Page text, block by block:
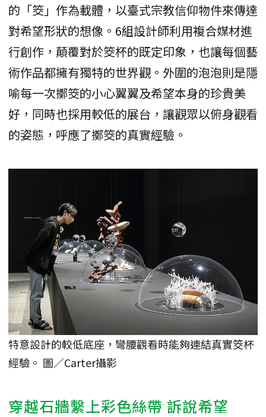
的「筊」作為載體，以臺式宗教信仰物件來傳達
對希望形狀的想像。6組設計師利用複合媒材進
行創作，顛覆對於筊杯的既定印象，也讓每個藝
術作品都擁有獨特的世界觀。外圍的泡泡則是隱
喻每一次擲筊的小心翼翼及希望本身的珍貴美
好，同時也採用較低的展台，讓觀眾以俯身觀看
的姿態，呼應了擲筊的真實經驗。
特意設計的較低底座，彎腰觀看時能夠連結真實筊杯
經驗。 圖／Carter攝影
穿越石牆繫上彩色絲帶 訴說希望